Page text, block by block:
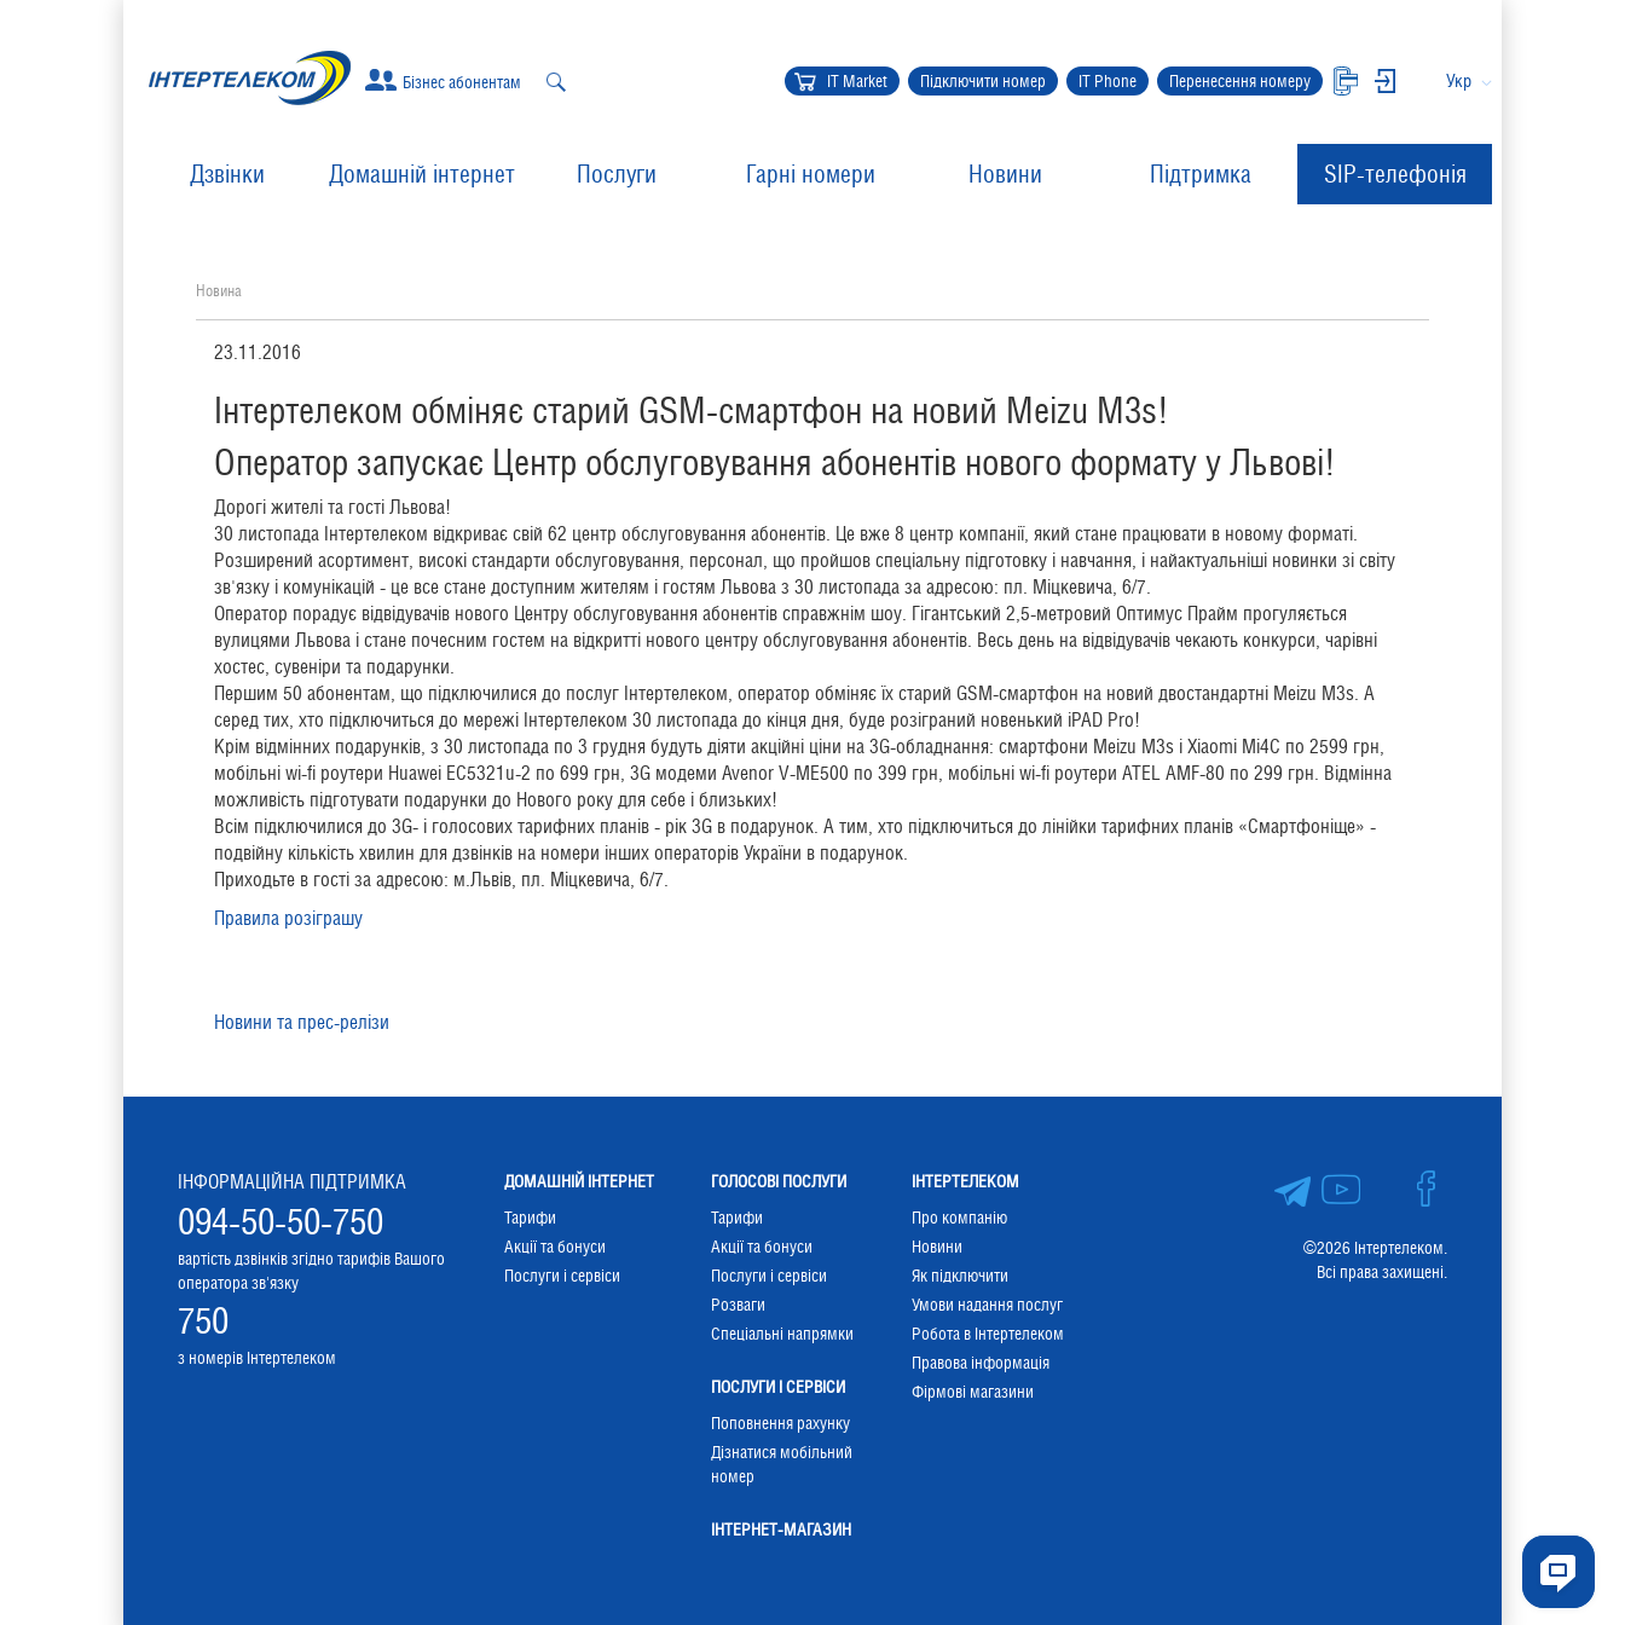
Бізнес абонентам IT Market Підключити номер IT Phone Перенесення номеру Укр
Дзвінки Домашній інтернет Послуги Гарні номери Новини Підтримка SIP-телефонія
Новина
23.11.2016
Інтертелеком обміняє старий GSM-смартфон на новий Meizu M3s!
Оператор запускає Центр обслуговування абонентів нового формату у Львові!
Дорогі жителі та гості Львова!
30 листопада Інтертелеком відкриває свій 62 центр обслуговування абонентів. Це вже 8 центр компанії, який стане працювати в новому форматі.
Розширений асортимент, високі стандарти обслуговування, персонал, що пройшов спеціальну підготовку і навчання, і найактуальніші новинки зі світу
зв'язку і комунікацій - це все стане доступним жителям і гостям Львова з 30 листопада за адресою: пл. Міцкевича, 6/7.
Оператор порадує відвідувачів нового Центру обслуговування абонентів справжнім шоу. Гігантський 2,5-метровий Оптимус Прайм прогуляється
вулицями Львова і стане почесним гостем на відкритті нового центру обслуговування абонентів. Весь день на відвідувачів чекають конкурси, чарівні
хостес, сувеніри та подарунки.
Першим 50 абонентам, що підключилися до послуг Інтертелеком, оператор обміняє їх старий GSM-смартфон на новий двостандартні Meizu M3s. А
серед тих, хто підключиться до мережі Інтертелеком 30 листопада до кінця дня, буде розіграний новенький iPAD Pro!
Крім відмінних подарунків, з 30 листопада по 3 грудня будуть діяти акційні ціни на 3G-обладнання: смартфони Meizu M3s і Xiaomi Mi4C по 2599 грн,
мобільні wi-fi роутери Huawei EC5321u-2 по 699 грн, 3G модеми Avenor V-ME500 по 399 грн, мобільні wi-fi роутери ATEL AMF-80 по 299 грн. Відмінна
можливість підготувати подарунки до Нового року для себе і близьких!
Всім підключилися до 3G- і голосових тарифних планів - рік 3G в подарунок. А тим, хто підключиться до лінійки тарифних планів «Смартфоніще» -
подвійну кількість хвилин для дзвінків на номери інших операторів України в подарунок.
Приходьте в гості за адресою: м.Львів, пл. Міцкевича, 6/7.
Правила розіграшу
Новини та прес-релізи
©2026 Інтертелеком.
Всі права захищені.
ІНФОРМАЦІЙНА ПІДТРИМКА
094-50-50-750
вартість дзвінків згідно тарифів Вашого
оператора зв'язку
750
з номерів Інтертелеком
ДОМАШНІЙ ІНТЕРНЕТ
Тарифи
Акції та бонуси
Послуги і сервіси
ГОЛОСОВІ ПОСЛУГИ
Тарифи
Акції та бонуси
Послуги і сервіси
Розваги
Cпеціальні напрямки
ПОСЛУГИ І СЕРВІСИ
Поповнення рахунку
Дізнатися мобільний
номер
ІНТЕРНЕТ-МАГАЗИН
ІНТЕРТЕЛЕКОМ
Про компанію
Новини
Як підключити
Умови надання послуг
Робота в Інтертелеком
Правова інформація
Фірмові магазини